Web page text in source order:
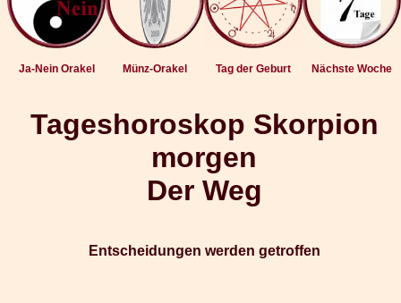
Ja-Nein Orakel Münz-Orakel Tag der Geburt Nächste Woche
Tageshoroskop Skorpion
morgen
Der Weg
Entscheidungen werden getroffen